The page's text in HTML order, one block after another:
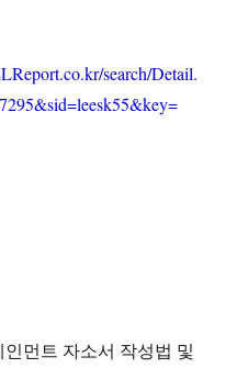
search/Detail.
먼트 자소서 작성법 및